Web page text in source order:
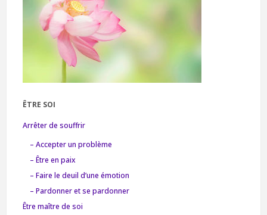
ÊTRE SOI
Arrêter de souffrir
– Accepter un problème
– Être en paix
– Faire le deuil d’une émotion
– Pardonner et se pardonner
Être maître de soi